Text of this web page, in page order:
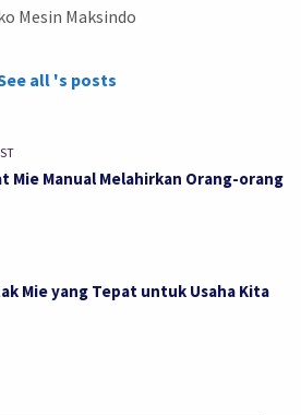
Mesin Maksindo
all 's posts
Mie Manual Melahirkan Orang-orang
Mie yang Tepat untuk Usaha Kita